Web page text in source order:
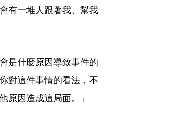
有一堆人跟著我、幫我
是什麼原因導致事件的
對這件事情的看法，不
原因造成這局面。」